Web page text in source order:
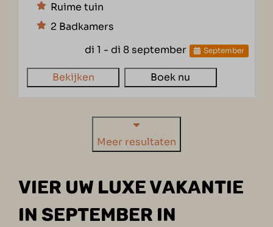
Ruime tuin
2 Badkamers
di 1 - di 8 september
September
Bekijken Boek nu
Meer resultaten
VIER UW LUXE VAKANTIE
IN SEPTEMBER IN